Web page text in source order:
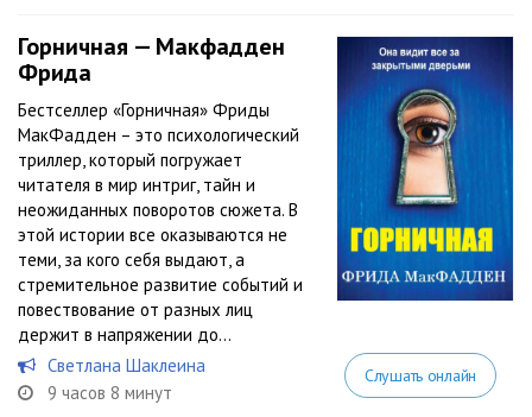
Горничная — Макфадден
Фрида
Бестселлер «Горничная» Фриды
МакФадден – это психологический
триллер, который погружает
читателя в мир интриг, тайн и
неожиданных поворотов сюжета. В
этой истории все оказываются не
теми, за кого себя выдают, а
стремительное развитие событий и
повествование от разных лиц
держит в напряжении до...
Светлана Шаклеина
9 часов 8 минут
Слушать онлайн